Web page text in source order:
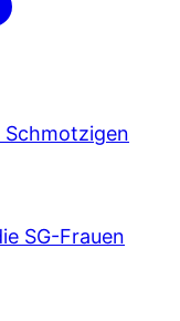
SG-Frauen